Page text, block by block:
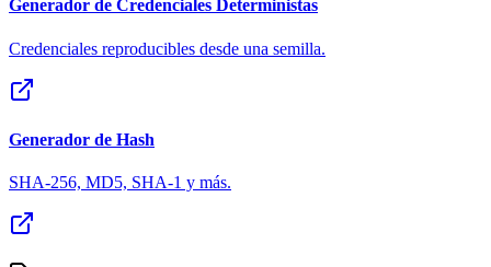
Generador de Credenciales Deterministas
Credenciales reproducibles desde una semilla.
Generador de Hash
SHA-256, MD5, SHA-1 y más.